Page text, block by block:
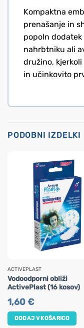
Kompaktna
prenašanje in
popoln
nahrbtniku ali
družino,
in učinkovito
PODOBNI IZDELKI
ACTIVEPLAST
Vodoodporni obliži
ActivePlast (16 kosov)
1,60€
DODAJ V KOŠARICO